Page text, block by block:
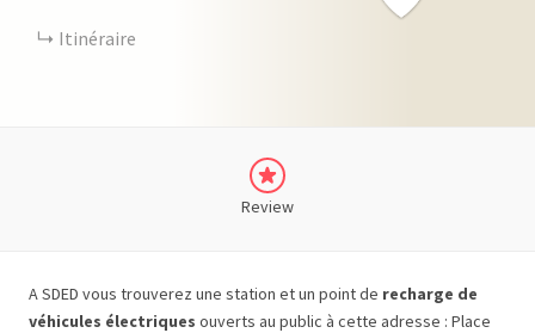
Itinéraire
Review
A SDED vous trouverez une station et un point de recharge de
véhicules électriques ouverts au public à cette adresse : Place